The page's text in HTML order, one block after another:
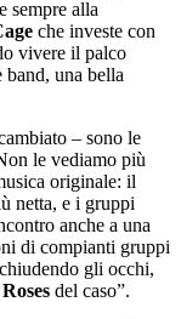
sempre alla
che investe con
vivere il palco
band, una bella
– sono le
le vediamo più
originale: il
netta, e i gruppi
anche a una
di compianti gruppi
gli occhi,
del caso”.